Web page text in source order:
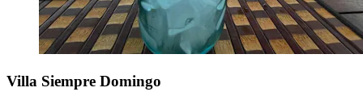
Villa Siempre Domingo